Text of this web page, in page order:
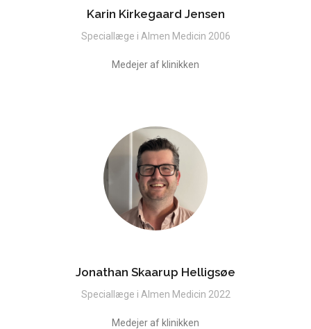
Karin Kirkegaard Jensen
Speciallæge i Almen Medicin 2006
Medejer af klinikken
Jonathan Skaarup Helligsøe
Speciallæge i Almen Medicin 2022
Medejer af klinikken